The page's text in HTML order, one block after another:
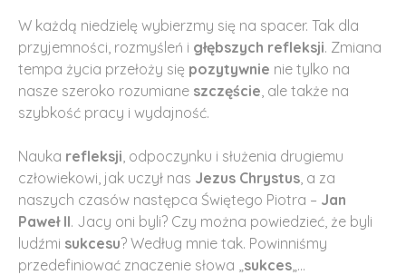
W każdą niedzielę wybierzmy się na spacer. Tak dla
przyjemności, rozmyśleń i głębszych refleksji. Zmiana
tempa życia przełoży się pozytywnie nie tylko na
nasze szeroko rozumiane szczęście, ale także na
szybkość pracy i wydajność.
Nauka refleksji, odpoczynku i służenia drugiemu
człowiekowi, jak uczył nas Jezus Chrystus, a za
naszych czasów następca Świętego Piotra – Jan
Paweł II. Jacy oni byli? Czy można powiedzieć, że byli
ludźmi sukcesu? Według mnie tak. Powinniśmy
przedefiniować znaczenie słowa „sukces„…